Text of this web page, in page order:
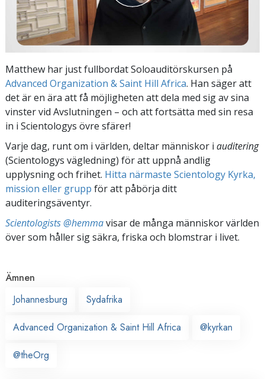
Matthew har just fullbordat Soloauditörskursen på
Advanced Organization & Saint Hill Africa. Han säger att
det är en ära att få möjligheten att dela med sig av sina
vinster vid Avslutningen – och att fortsätta med sin resa
in i Scientologys övre sfärer!
Varje dag, runt om i världen, deltar människor i auditering
(Scientologys vägledning) för att uppnå andlig
upplysning och frihet. Hitta närmaste Scientology Kyrka,
mission eller grupp för att påbörja ditt
auditeringsäventyr.
Scientologists @hemmavisar de många människor världen
över som håller sig säkra, friska och blomstrar i livet.
Ämnen
Johannesburg
Sydafrika
Advanced Organization & Saint Hill Africa @kyrkan
@theOrg